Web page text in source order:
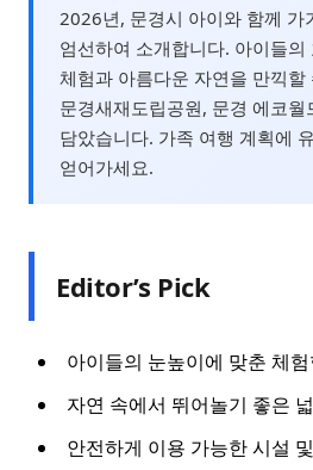
2026년, 문경시 아이와 함께 가
엄선하여 소개합니다. 아이들의
체험과 아름다운 자연을 만끽할
문경새재도립공원, 문경 에코월
담았습니다. 가족 여행 계획에
얻어가세요.
Editor’s Pick
아이들의 눈높이에 맞춘 체
자연 속에서 뛰어놀기 좋은
안전하게 이용 가능한 시설